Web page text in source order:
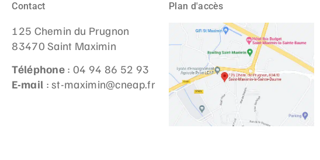
Contact
125 Chemin du Prugnon
83470 Saint Maximin
Téléphone : 04 94 86 52 93
E-mail : st-maximin@cneap.fr
Plan d'accès